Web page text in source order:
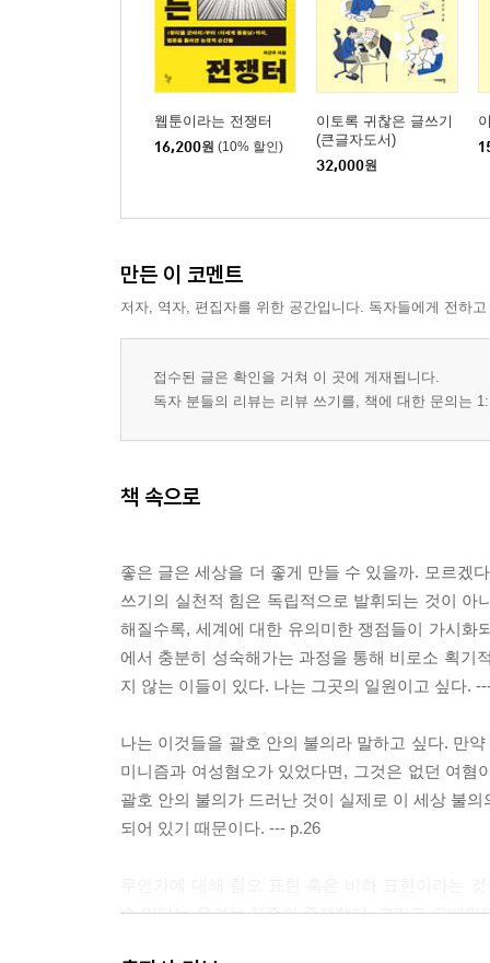
웹툰이라는 전쟁터
16,200원 (10% 할인)
이토록 귀찮은 글쓰기
(큰글자도서)
32,000원
만든 이 코멘트
저자, 역자, 편집자를 위한 공간입니다. 독자들에게 전하
접수된 글은 확인을 거쳐 이 곳에 게재됩니다.
독자 분들의 리뷰는 리뷰 쓰기를, 책에 대한 문의는
책 속으로
좋은 글은 세상을 더 좋게 만들 수 있을까. 모르겠
쓰기의 실천적 힘은 독립적으로 발휘되는 것이
해질수록, 세계에 대한 유의미한 쟁점들이 가시화
에서 충분히 성숙해가는 과정을 통해 비로소 획기
지 않는 이들이 있다. 나는 그곳의 일원이고 싶다.
나는 이것들을 괄호 안의 불의라 말하고 싶다. 만
미니즘과 여성혐오가 있었다면, 그것은 없던 여혐
괄호 안의 불의가 드러난 것이 실제로 이 세상 불
되어 있기 때문이다. --- p.26
수 있다는 우려는 꾸준히 존재했다. 그리고 그때